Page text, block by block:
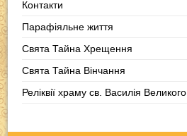
Контакти
Парафіяльне життя
Свята Тайна Хрещення
Свята Тайна Вінчання
Реліквії храму св. Василія Великого